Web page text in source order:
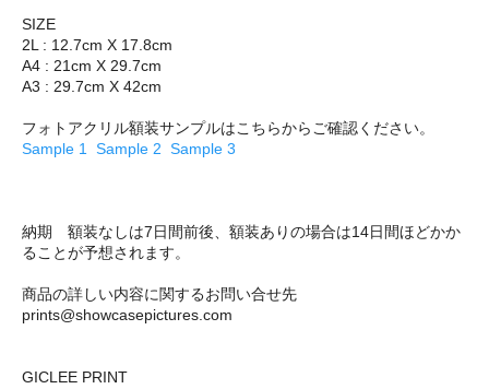
SIZE
2L : 12.7cm X 17.8cm
A4 : 21cm X 29.7cm
A3 : 29.7cm X 42cm
フォトアクリル額装サンプルはこちらからご確認ください。
Sample 1
Sample 2 Sample 3
納期 額装なしは7日間前後、額装ありの場合は14日間ほどかか
ることが予想されます。
商品の詳しい内容に関するお問い合せ先
prints@showcasepictures.com
GICLEE PRINT